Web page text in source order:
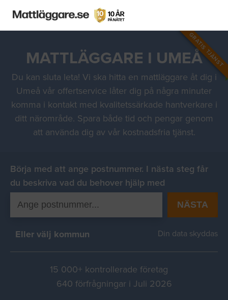
GRATIS TJÄNST
MATTLÄGGARE I UMEÅ
Du kan sluta leta! Vi ska hitta en mattläggare åt dig i
Umeå vår offertservice låter dig på några minuter
komma i kontakt med kvalitetssärkade hantverkare i
ditt närområde. Spara både tid och pengar genom
att använda dig av vår kostnadsfria tjänst.
Börja med att ange postnummer. I nästa steg får
du beskriva vad du behover hjälp med
NÄSTA
Eller välj kommun Din data skyddas
15 000+ kontrollerade företag
640 förfrågningar i Juli 2026